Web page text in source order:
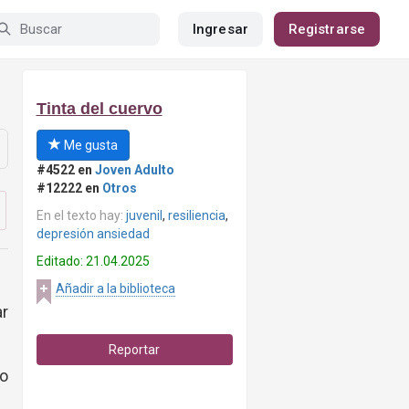
Ingresar Registrarse
Tinta del cuervo
Me gusta
#4522 en Joven Adulto
#12222 en Otros
En el texto hay: juvenil , resiliencia,
depresión ansiedad
Editado: 21.04.2025
Añadir a la biblioteca
Reportar